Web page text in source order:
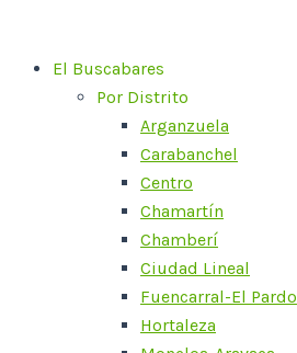
contenidoEl Buscabares
Por Distrito
Arganzuela
Carabanchel
Centro
Chamartín
Chamberí
Ciudad Lineal
Fuencarral-El Pardo
Hortaleza